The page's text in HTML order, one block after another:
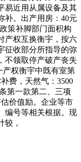
易近用从属设备及其
补。出产用房：40元
策补脚部门面积构
产权互换衡宇，按六
征收部分所指导的弥
不领取停产破产丧失
产权衡宇中既有室第
费，天然气：3500
第一款第二、三项
价值励。企业等市
编号等相关根据。现
较，